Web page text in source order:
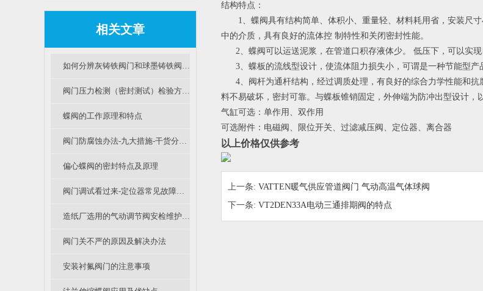
相关文章
如何分辨灰铸铁阀门和球墨铸铁阀门？
阀门压力检测（密封测试）检验方法（B篇）
蝶阀的工作原理和特点
阀门防腐蚀办法-九大措施-干货分享（二）
偏心蝶阀的密封特点及原理
阀门调试看过来-定位器常见故障及办法
造纸厂选用的气动调节阀安检维护要主要看那些地方？
阀门关不严的原因及解决办法
安装衬氟阀门的注意事项
结构特点：
1、蝶阀具有结构简单、体积小、重量轻、材料耗用省，安装尺寸
中的介质，具有良好的流体控 制特性和关闭密封性能。
2、蝶阀可以运送泥浆，在管道口积存液体少。 低压下，可以实现
3、蝶板的流线型设计，使流体阻力损失小，可谓是一种节能型产
4、阀杆为通杆结构，经过调质处理，有良好的综合力学性能和抗
料不易破坏，密封可靠。与蝶板锥销固定，外伸端为防冲出型设计，
气缸可选：单作用、双作用
可选附件：电磁阀、限位开关、过滤减压阀、定位器、离合器
以上价格仅供参考
上一条: VATTEN暖气供应管道阀门 气动高温气体球阀
下一条: VT2DEN33A电动三通排期阀的特点